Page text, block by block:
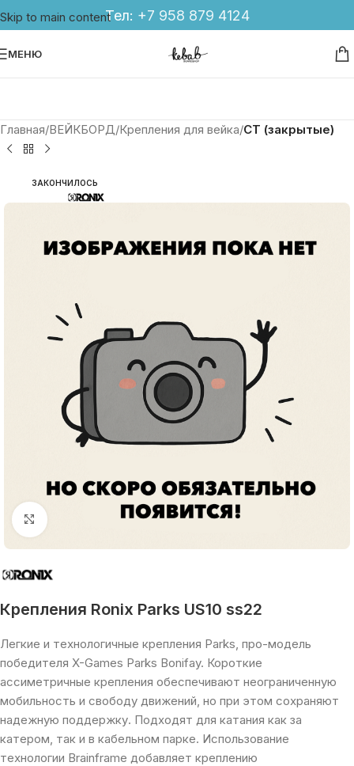
Skip to main contentТел: +7 958 879 4124
МЕНЮ
Главная ВЕЙКБОРД Крепления для вейка CT (закрытые)
ЗАКОНЧИЛОСЬ
Увеличить
Крепления Ronix Parks US10 ss22
Легкие и технологичные крепления Parks, про-модель
победителя X-Games Parks Bonifay. Короткие
ассиметричные крепления обеспечивают неограниченную
мобильность и свободу движений, но при этом сохраняют
надежную поддержку. Подходят для катания как за
катером, так и в кабельном парке. Использование
технологии Brainframe добавляет креплению